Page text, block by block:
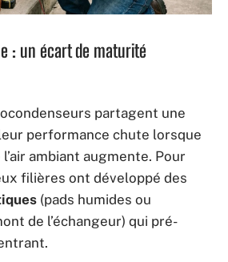
: un écart de maturité
partagent une
performance chute lorsque
ambiant augmente. Pour
filières ont développé des
(pads humides ou
de l’échangeur) qui pré-